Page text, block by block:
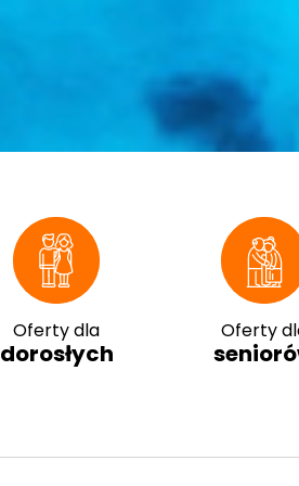
Oferty dla
dorosłych
Oferty